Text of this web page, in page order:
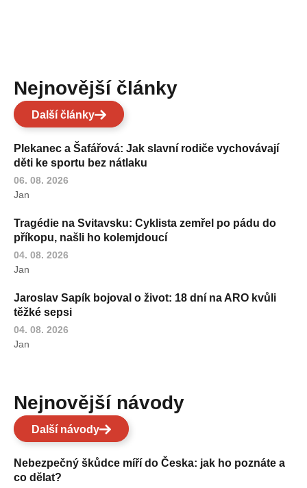
Nejnovější články
Další články
Plekanec a Šafářová: Jak slavní rodiče vychovávají
děti ke sportu bez nátlaku
06. 08. 2026
Jan
Tragédie na Svitavsku: Cyklista zemřel po pádu do
příkopu, našli ho kolemjdoucí
04. 08. 2026
Jan
Jaroslav Sapík bojoval o život: 18 dní na ARO kvůli
těžké sepsi
04. 08. 2026
Jan
Nejnovější návody
Další návody
Nebezpečný škůdce míří do Česka: jak ho poznáte a
co dělat?